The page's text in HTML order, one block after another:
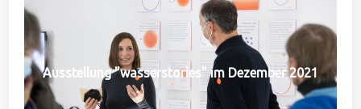
Ausstellung "wasserstories" im Dezember 2021